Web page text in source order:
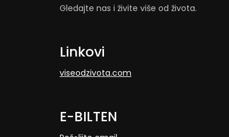
Gledajte nas i živite više od života.
Linkovi
viseodzivota.com
E-BILTEN